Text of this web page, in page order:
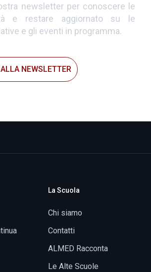
newsletter per conoscere le
e restare aggiornato su le
e gli eventi in programma.
NEWSLETTER
La Scuola
Chi siamo
Contatti
ALMED Racconta
Le Alte Scuole